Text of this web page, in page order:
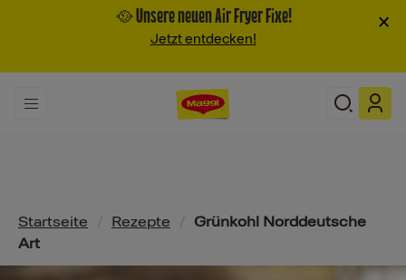
🥘 Unsere neuen Air Fryer Fixe!
Jetzt entdecken!
×
Pfadnavigation
Startseite Rezepte
Grünkohl Norddeutsche
Art